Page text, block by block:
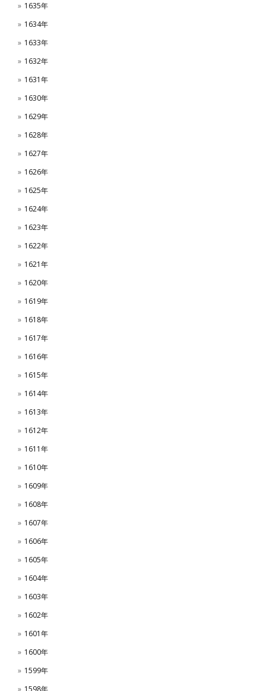
1635年
1634年
1633年
1632年
1631年
1630年
1629年
1628年
1627年
1626年
1625年
1624年
1623年
1622年
1621年
1620年
1619年
1618年
1617年
1616年
1615年
1614年
1613年
1612年
1611年
1610年
1609年
1608年
1607年
1606年
1605年
1604年
1603年
1602年
1601年
1600年
1599年
1598年